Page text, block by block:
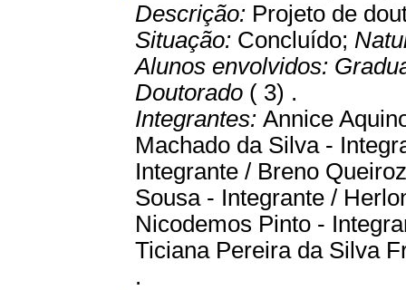
Descrição: Projeto de
Situação: Concluído;
Alunos envolvidos:
Doutorado ( 3) .
Integrantes: Annice
Machado da Silva -
Integrante / Breno
Sousa - Integrante /
Nicodemos Pinto -
Ticiana Pereira da Silva
.